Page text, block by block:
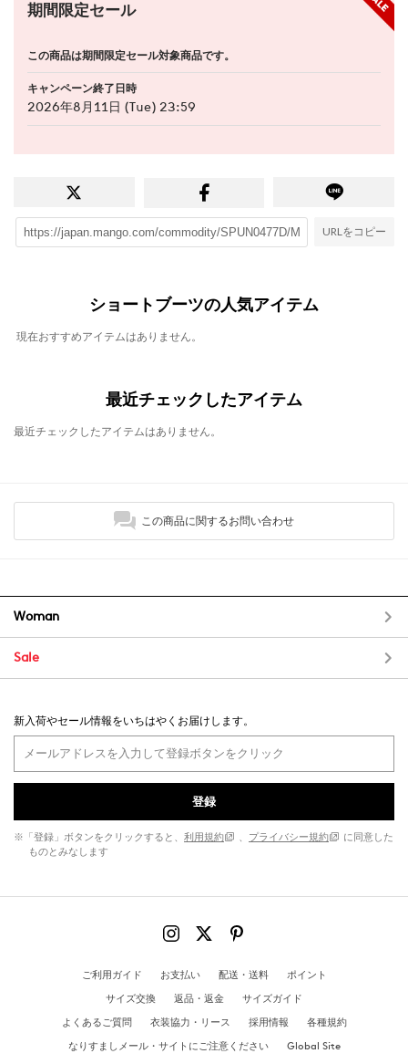
期間限定セール
この商品は期間限定セール対象商品です。
キャンペーン終了日時
2026年8月11日 (Tue) 23:59
URLをコピー
ショートブーツの人気アイテム
現在おすすめアイテムはありません。
最近チェックしたアイテム
最近チェックしたアイテムはありません。
この商品に関するお問い合わせ
Woman
Sale
新入荷やセール情報をいちはやくお届けします。
登録
※「登録」ボタンをクリックすると、 利用規約 、 プライバシー規約
に同意した
ものとみなします
ご利用ガイド お支払い 配送・送料
ポイント
サイズ交換
返品・返金
サイズガイド
よくあるご質問
衣装協力・リース 採用情報
各種規約
なりすましメール・サイトにご注意ください
Global Site